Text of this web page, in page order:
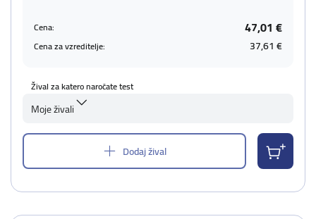
Cena: 47,01 €
Cena za vzreditelje: 37,61 €
Žival za katero naročate test
Moje živali
Dodaj žival